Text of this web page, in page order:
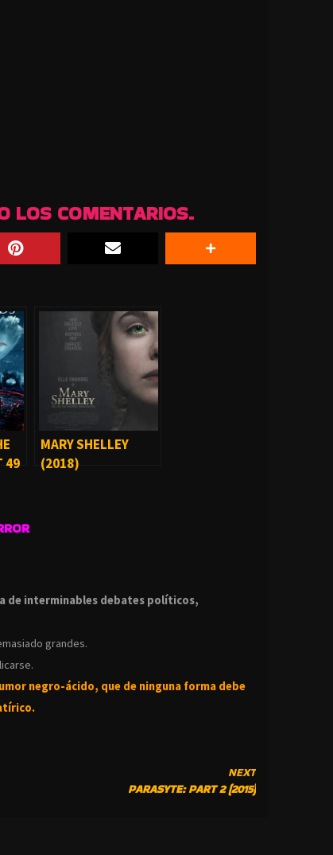
LOS COMENTARIOS.
49
MARY SHELLEY
(2018)
de interminables debates políticos,
grandes.
negro-ácido, que de ninguna forma debe
NEXT
PARASYTE: PART 2 (2015)